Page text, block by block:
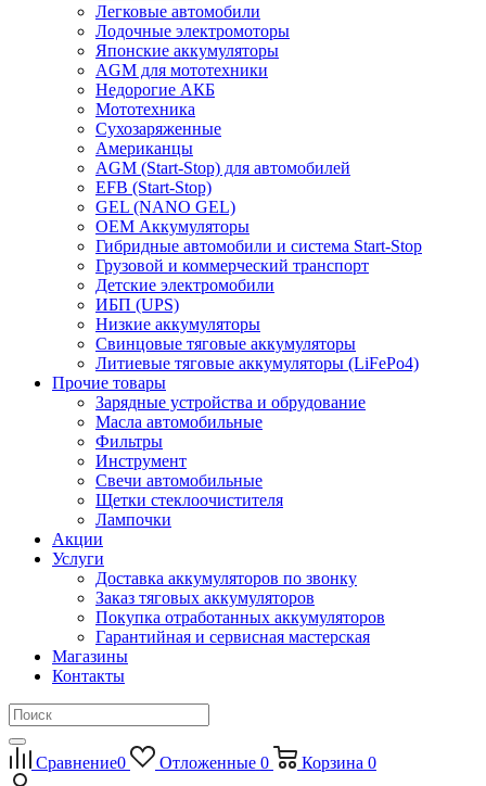
Легковые автомобили
Лодочные электромоторы
Японские аккумуляторы
AGM для мототехники
Недорогие АКБ
Мототехника
Сухозаряженные
Американцы
AGM (Start-Stop) для автомобилей
EFB (Start-Stop)
GEL (NANO GEL)
OEM Аккумуляторы
Гибридные автомобили и система Start-Stop
Грузовой и коммерческий транспорт
Детские электромобили
ИБП (UPS)
Низкие аккумуляторы
Свинцовые тяговые аккумуляторы
Литиевые тяговые аккумуляторы (LiFePo4)
Прочие товары
Зарядные устройства и обрудование
Масла автомобильные
Фильтры
Инструмент
Свечи автомобильные
Щетки стеклоочистителя
Лампочки
Акции
Услуги
Доставка аккумуляторов по звонку
Заказ тяговых аккумуляторов
Покупка отработанных аккумуляторов
Гарантийная и сервисная мастерская
Магазины
Контакты
Сравнение0 Отложенные 0 Корзина 0